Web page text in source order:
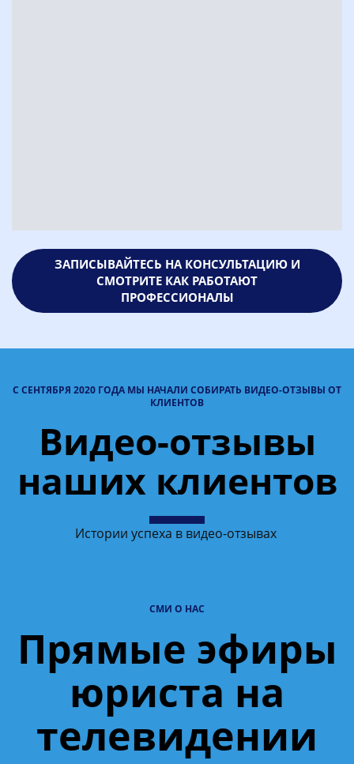
ЗАПИСЫВАЙТЕСЬ НА КОНСУЛЬТАЦИЮ И
СМОТРИТЕ КАК РАБОТАЮТ
ПРОФЕССИОНАЛЫ
С СЕНТЯБРЯ 2020 ГОДА МЫ НАЧАЛИ СОБИРАТЬ ВИДЕО-ОТЗЫВЫ ОТ
КЛИЕНТОВ
Видео-отзывы
наших клиентов
Истории успеха в видео-отзывах
СМИ О НАС
Прямые эфиры
юриста на
телевидении